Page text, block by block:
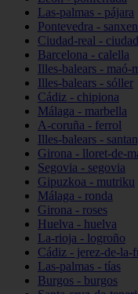
Las-palmas - pájara
Pontevedra -
Ciudad-real -
Barcelona - calella
Illes-balears - maó-
Illes-balears - sóller
Cádiz - chipiona
Málaga - marbella
A-coruña - ferrol
Illes-balears -
Girona - lloret-de-
Segovia - segovia
Gipuzkoa - mutriku
Málaga - ronda
Girona - roses
Huelva - huelva
La-rioja - logroño
Cádiz - jerez-de-la-
Las-palmas - tías
Burgos - burgos